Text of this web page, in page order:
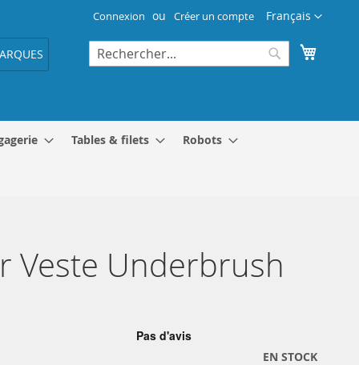
Langue
Français
Connexion Créer un compte
Rechercher
Tables & filets Robots
Veste Underbrush
EN STOCK